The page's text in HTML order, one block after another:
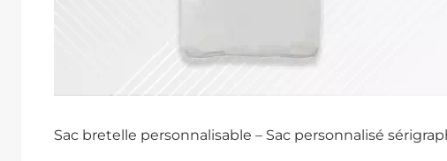
Sac bretelle personnalisable – Sac personnalisé